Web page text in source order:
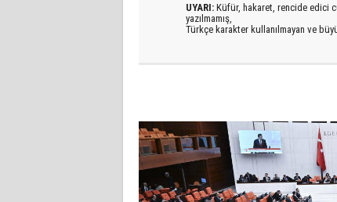
UYARI: Küfür, hakaret, rencide edici
yazılmamış,
Türkçe karakter kullanılmayan ve